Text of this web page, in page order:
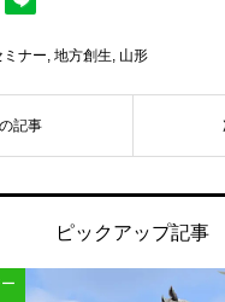
ナー, 地方創生, 山形
ピックアップ記事